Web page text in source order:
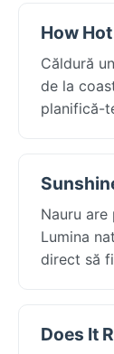
How
Căldură
de la
planifică-
Nauru
Lumina
direct să
Does It